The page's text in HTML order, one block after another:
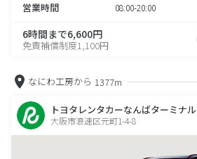
営業時間 08:00-20:00
6時間まで6,600円
免責補償制度1,100円
なにわ工房から 1377m
トヨタレンタカーなんばターミナル
大阪市浪速区元町1-4-8